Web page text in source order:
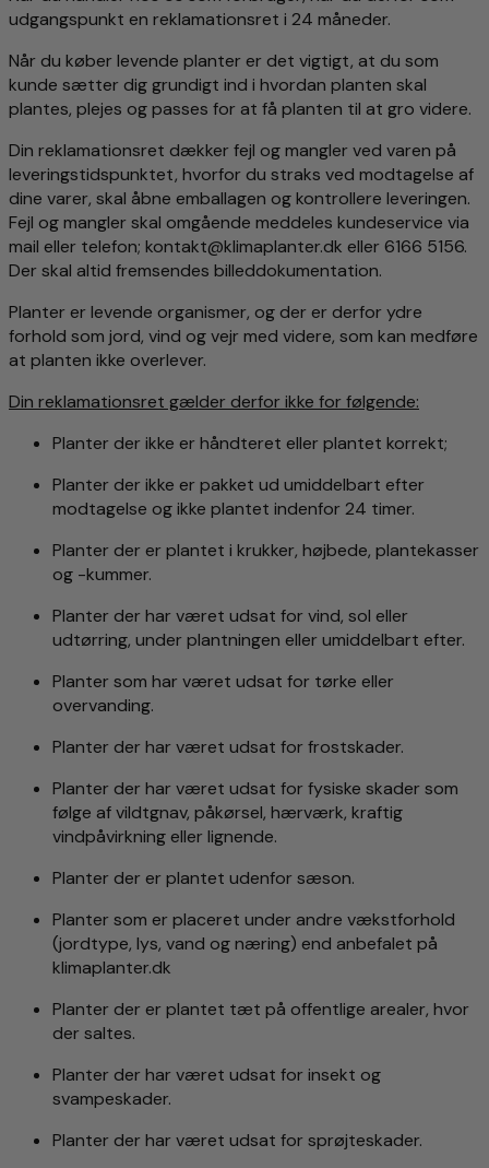
udgangspunkt en reklamationsret i 24 måneder.
Når du køber levende planter er det vigtigt, at du som
kunde sætter dig grundigt ind i hvordan planten skal
plantes, plejes og passes for at få planten til at gro videre.
Din reklamationsret dækker fejl og mangler ved varen på
leveringstidspunktet, hvorfor du straks ved modtagelse af
dine varer, skal åbne emballagen og kontrollere leveringen.
Fejl og mangler skal omgående meddeles kundeservice via
mail eller telefon; kontakt@klimaplanter.dk eller 6166 5156.
Der skal altid fremsendes billeddokumentation.
Planter er levende organismer, og der er derfor ydre
forhold som jord, vind og vejr med videre, som kan medføre
at planten ikke overlever.
Din reklamationsret gælder derfor ikke for følgende:
Planter der ikke er håndteret eller plantet korrekt;
Planter der ikke er pakket ud umiddelbart efter
modtagelse og ikke plantet indenfor 24 timer.
Planter der er plantet i krukker, højbede, plantekasser
og -kummer.
Planter der har været udsat for vind, sol eller
udtørring, under plantningen eller umiddelbart efter.
Planter som har været udsat for tørke eller
overvanding.
Planter der har været udsat for frostskader.
Planter der har været udsat for fysiske skader som
følge af vildtgnav, påkørsel, hærværk, kraftig
vindpåvirkning eller lignende.
Planter der er plantet udenfor sæson.
Planter som er placeret under andre vækstforhold
(jordtype, lys, vand og næring) end anbefalet på
klimaplanter.dk
Planter der er plantet tæt på offentlige arealer, hvor
der saltes.
Planter der har været udsat for insekt og
svampeskader.
Planter der har været udsat for sprøjteskader.